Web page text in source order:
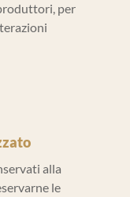
per
alla
le